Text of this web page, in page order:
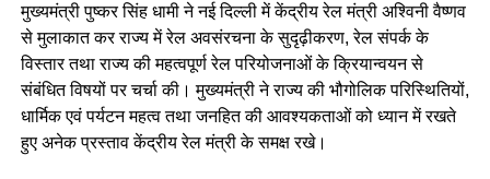
मुख्यमंत्री पुष्कर सिंह धामी ने नई दिल्ली में केंद्रीय रेल मंत्री अश्विनी वैष्णव
से मुलाकात कर राज्य में रेल अवसंरचना के सुदृढ़ीकरण, रेल संपर्क के
विस्तार तथा राज्य की महत्वपूर्ण रेल परियोजनाओं के क्रियान्वयन से
संबंधित विषयों पर चर्चा की। मुख्यमंत्री ने राज्य की भौगोलिक परिस्थितियों,
धार्मिक एवं पर्यटन महत्व तथा जनहित की आवश्यकताओं को ध्यान में रखते
हुए अनेक प्रस्ताव केंद्रीय रेल मंत्री के समक्ष रखे।